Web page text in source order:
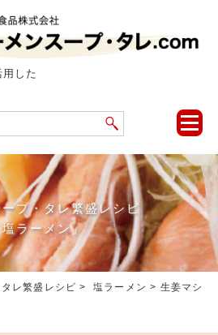
した
toggle
プ・タレ繁盛レシピ
ラーメン」
レ繁盛レシピ >塩ラーメン > 生姜マシ